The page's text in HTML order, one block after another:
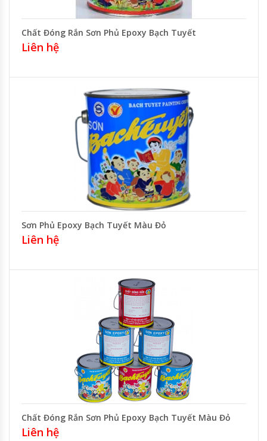
Chất Đóng Rắn Sơn Phủ Epoxy Bạch Tuyết
Liên hệ
Sơn Phủ Epoxy Bạch Tuyết Màu Đỏ
Liên hệ
Chất Đóng Rắn Sơn Phủ Epoxy Bạch Tuyết Màu Đỏ
Liên hệ